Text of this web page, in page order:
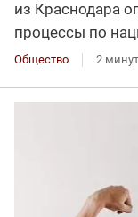
из Краснодара
процессы по
Общество 2